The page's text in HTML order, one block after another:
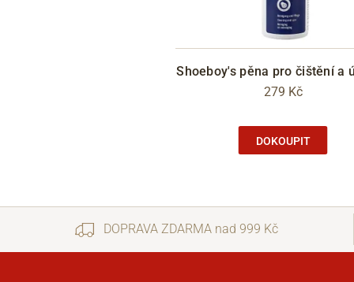
Shoeboy's pěna pro čištění a
279 Kč
DOKOUPIT
DOPRAVA ZDARMA nad 999 Kč